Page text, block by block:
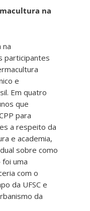
na
na
participantes
e
Em quatro
que
para
a respeito da
e academia,
sobre como
uma
com o
da UFSC e
da